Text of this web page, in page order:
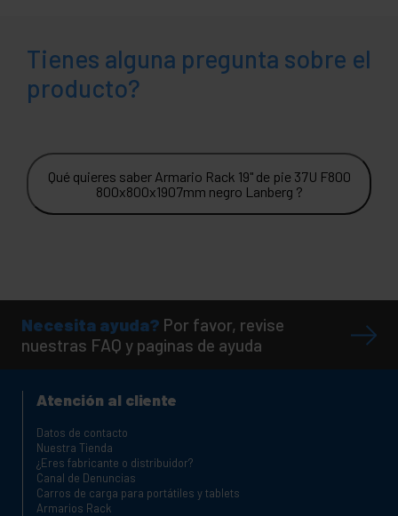
Tienes alguna pregunta sobre el
producto?
Qué quieres saber Armario Rack 19" de pie 37U F800
800x800x1907mm negro Lanberg ?
Necesita ayuda? Por favor, revise
nuestras FAQ y paginas de ayuda
Atención al cliente
Datos de contacto
Nuestra Tienda
¿Eres fabricante o distribuidor?
Canal de Denuncias
Carros de carga para portátiles y tablets
Armarios Rack